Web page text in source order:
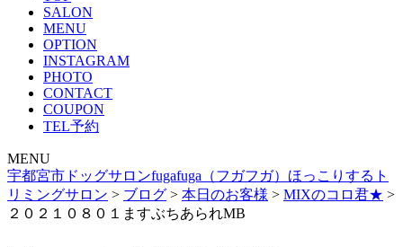
SALON
MENU
OPTION
INSTAGRAM
PHOTO
CONTACT
COUPON
TEL予約
MENU
宇都宮市ドッグサロンfugafuga（フガフガ）ほっこりするト
リミングサロン > ブログ > 本日のお客様 > MIXのコロ君★ >
２０２１０８０１ますぶちあられMB